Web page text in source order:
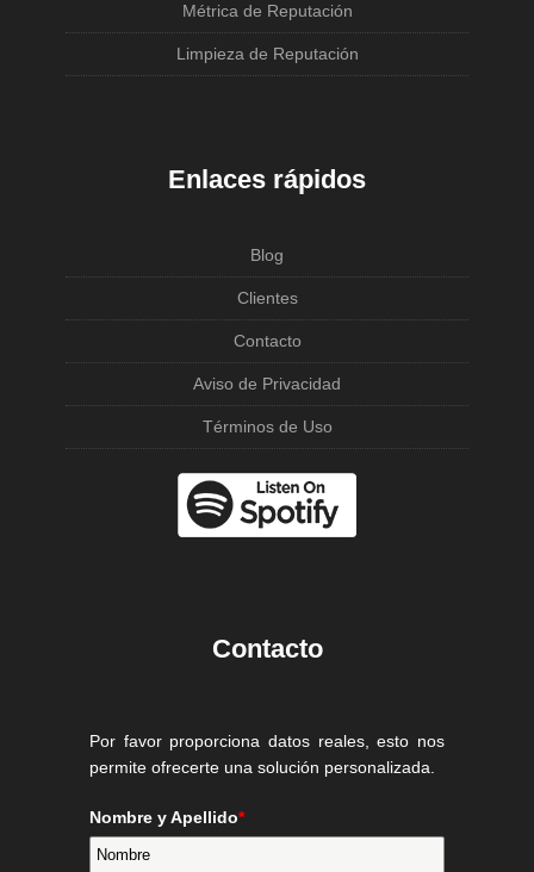
Métrica de Reputación
Limpieza de Reputación
Enlaces rápidos
Blog
Clientes
Contacto
Aviso de Privacidad
Términos de Uso
Contacto
Por favor proporciona datos reales, esto nos
permite ofrecerte una solución personalizada.
Nombre y Apellido*